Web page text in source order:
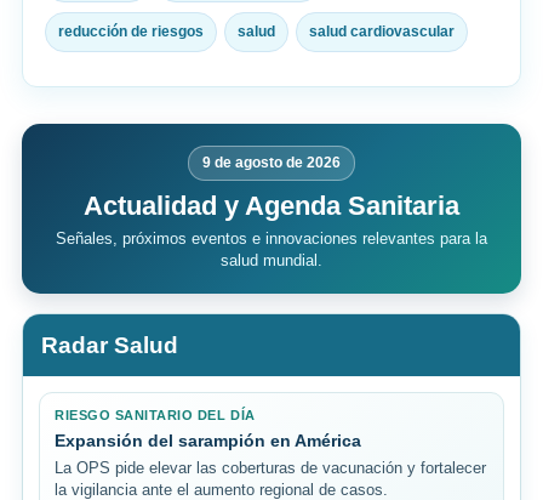
reducción de riesgos salud salud cardiovascular
9 de agosto de 2026
Actualidad y Agenda Sanitaria
Señales, próximos eventos e innovaciones relevantes para la
salud mundial.
Radar Salud
RIESGO SANITARIO DEL DÍA
Expansión del sarampión en América
La OPS pide elevar las coberturas de vacunación y fortalecer
la vigilancia ante el aumento regional de casos.